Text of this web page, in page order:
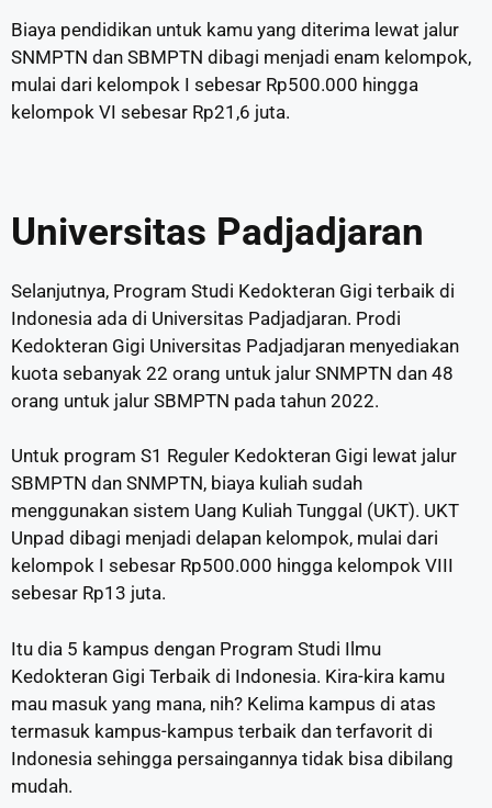
Biaya pendidikan untuk kamu yang diterima lewat jalur
SNMPTN dan SBMPTN dibagi menjadi enam kelompok,
mulai dari kelompok I sebesar Rp500.000 hingga
kelompok VI sebesar Rp21,6 juta.
Universitas Padjadjaran
Selanjutnya, Program Studi Kedokteran Gigi terbaik di
Indonesia ada di Universitas Padjadjaran. Prodi
Kedokteran Gigi Universitas Padjadjaran menyediakan
kuota sebanyak 22 orang untuk jalur SNMPTN dan 48
orang untuk jalur SBMPTN pada tahun 2022.
Untuk program S1 Reguler Kedokteran Gigi lewat jalur
SBMPTN dan SNMPTN, biaya kuliah sudah
menggunakan sistem Uang Kuliah Tunggal (UKT). UKT
Unpad dibagi menjadi delapan kelompok, mulai dari
kelompok I sebesar Rp500.000 hingga kelompok VIII
sebesar Rp13 juta.
Itu dia 5 kampus dengan Program Studi Ilmu
Kedokteran Gigi Terbaik di Indonesia. Kira-kira kamu
mau masuk yang mana, nih? Kelima kampus di atas
termasuk kampus-kampus terbaik dan terfavorit di
Indonesia sehingga persaingannya tidak bisa dibilang
mudah.